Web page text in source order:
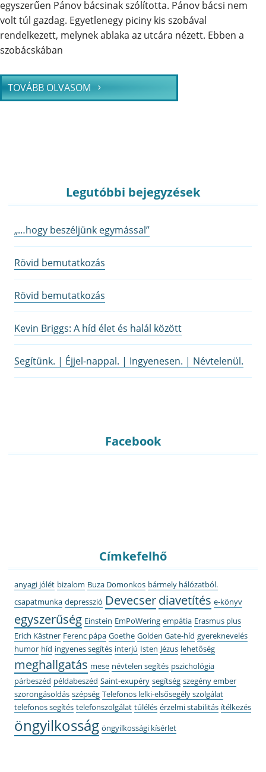
egyszerűen Pánov bácsinak szólította. Pánov bácsi nem
volt túl gazdag. Egyetlenegy piciny kis szobával
rendelkezett, melynek ablaka az utcára nézett. Ebben a
szobácskában
TOVÁBB OLVASOM
Legutóbbi bejegyzések
„…hogy beszéljünk egymással”
Rövid bemutatkozás
Rövid bemutatkozás
Kevin Briggs: A híd élet és halál között
Segítünk. | Éjjel-nappal. | Ingyenesen. | Névtelenül.
Facebook
Címkefelhő
anyagi jólét bizalom Buza Domonkos bármely hálózatból.
csapatmunka depresszió Devecserdiavetítés e-könyv
egyszerűség Einstein EmPoWering empátia Erasmus plus
Erich Kästner Ferenc pápa Goethe Golden Gate-híd gyereknevelés
humor híd ingyenes segítés interjú Isten Jézus lehetőség
meghallgatás mese névtelen segítés pszichológia
párbeszéd példabeszéd Saint-exupéry segítség szegény ember
szorongásoldás szépség Telefonos lelki-elsősegély szolgálat
telefonos segítés telefonszolgálat túlélés érzelmi stabilitás ítélkezés
öngyilkosság öngyilkossági kísérlet